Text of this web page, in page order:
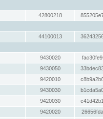
42800218
44100013
9430020
9430050
9420010
9430030
9420030
9420020